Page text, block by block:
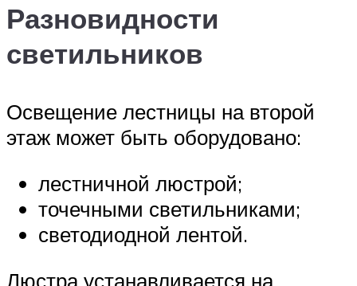
Разновидности
светильников
Освещение лестницы на второй
этаж может быть оборудовано:
лестничной люстрой;
точечными светильниками;
светодиодной лентой.
Люстра устанавливается на